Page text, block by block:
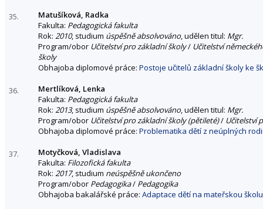
35.
Matušíková, Radka
Fakulta: Pedagogická fakulta
Rok: 2010, studium úspěšně absolvováno, udělen titul: Mgr.
Program/obor Učitelství pro základní školy/ Učitelství
školy
Obhajoba diplomové práce: Postoje učitelů základní školy ke
36.
Mertlíková, Lenka
Fakulta: Pedagogická fakulta
Rok: 2013, studium úspěšně absolvováno, udělen titul: Mgr.
Program/obor Učitelství pro základní školy (pětileté)/ Učitelství
Obhajoba diplomové práce: Problematika dětí z neúplných
37.
Motyčková, Vladislava
Fakulta: Filozofická fakulta
Rok: 2017, studium neúspěšně ukončeno
Program/obor Pedagogika/ Pedagogika
Obhajoba bakalářské práce: Adaptace dětí na mateřskou